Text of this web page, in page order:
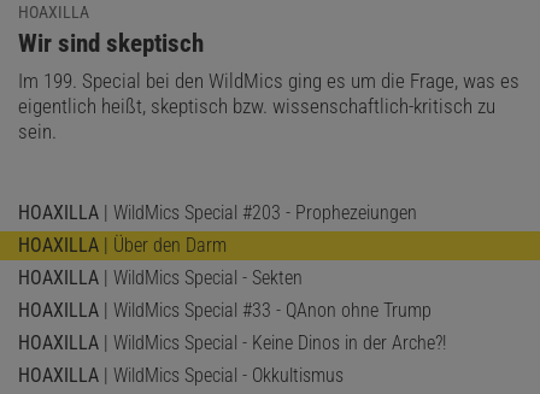
HOAXILLA
:
Wir sind skeptisch
Im 199. Special bei den WildMics ging es um die Frage, was es
eigentlich heißt, skeptisch bzw. wissenschaftlich-kritisch zu
sein.
HOAXILLA | WildMics Special #203 - Prophezeiungen
HOAXILLA | Über den Darm
HOAXILLA | WildMics Special - Sekten
HOAXILLA | WildMics Special #33 - QAnon ohne Trump
HOAXILLA | WildMics Special - Keine Dinos in der Arche?!
HOAXILLA | WildMics Special - Okkultismus